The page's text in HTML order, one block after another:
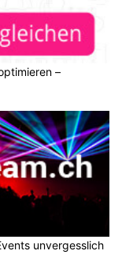
–
unvergesslich